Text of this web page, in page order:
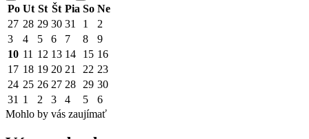
Po Ut St Št Pia So Ne
27 28 29 30 31 1
2
3
4 5 6 7 8
9
10 11 12 13 14 15 16
17 18 19 20 21 22 23
24 25 26 27 28 29 30
31 1 2 3 4 5
6
Mohlo by vás zaujímať